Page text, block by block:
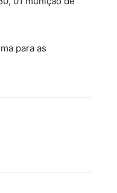
para as